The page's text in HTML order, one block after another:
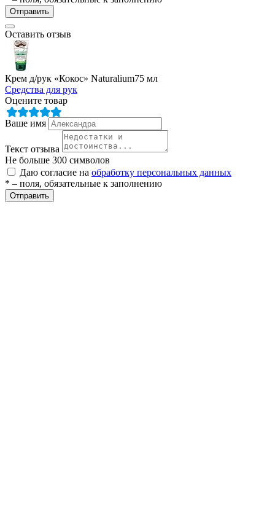
Отправить
Оставить отзыв
Крем д/рук «Кокос» Naturalium75 мл
Средства для рук
Оцените товар
Ваше имя
Текст отзыва
Не больше 300 символов
Даю согласие на обработку персональных данных
* – поля, обязательные к заполнению
Отправить